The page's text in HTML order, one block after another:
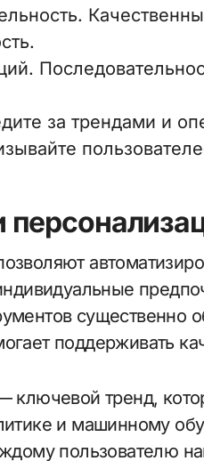
за трендами и
существенно
поддерживать
ключевой тренд,
и машинному
пользователю